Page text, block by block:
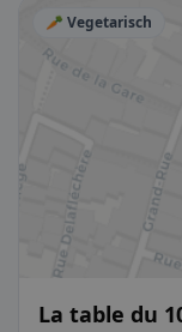
🥕 Vegetarisch
La table du